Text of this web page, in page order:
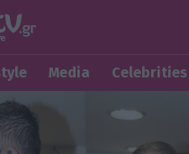
Media Celebrities